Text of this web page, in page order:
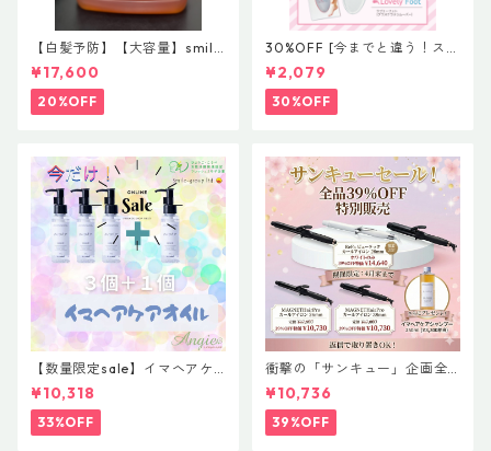
【白髪予防】【大容量】smile
proud shampoo 4000ml
【スマイルブランド第４世
代】【ヘマチン＆カタラーゼ
で活性酸素を除去】
¥17,600
20%OFF
30%OFF [今までと違う！スゴ
イ！！かかと角質削り]Lovely
foot ラブリーフット グラスケ
ラスリムーバー
¥2,079
30%OFF
【数量限定sale】イマヘアケ
アオイル３＋１ キャンペー
ン 今だけまとめ買い 4個セ
ット
¥10,318
33%OFF
衝撃の「サンキュー」企画全
品39%OFF 【MAGNET Hair
Pro CURL IRON】（マグネッ
トヘアプロ カールアイロン）
¥10,736
39%OFF